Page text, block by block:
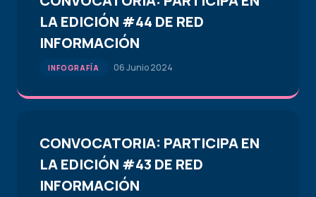
LA EDICIÓN #44 DE RED
INFORMACIÓN
INFOGRAFÍA 06 Junio 2024
CONVOCATORIA: PARTICIPA EN
LA EDICIÓN #43 DE RED
INFORMACIÓN